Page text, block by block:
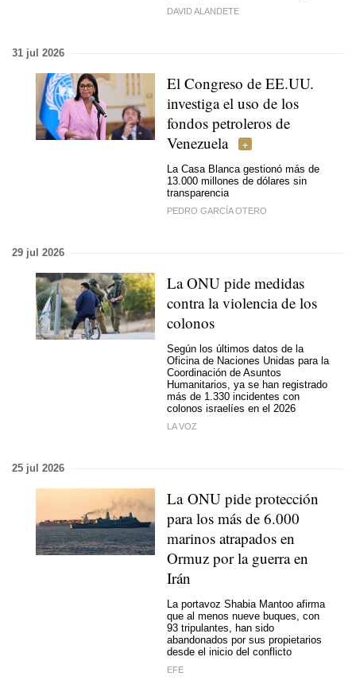
DAVID ALANDETE
31 jul 2026
El Congreso de EE.UU.
investiga el uso de los
fondos petroleros de
Venezuela
La Casa Blanca gestionó más de
13.000 millones de dólares sin
transparencia
PEDRO GARCÍA OTERO
29 jul 2026
La ONU pide medidas
contra la violencia de los
colonos
Según los últimos datos de la
Oficina de Naciones Unidas para la
Coordinación de Asuntos
Humanitarios, ya se han registrado
más de 1.330 incidentes con
colonos israelíes en el 2026
LA VOZ
25 jul 2026
La ONU pide protección
para los más de 6.000
marinos atrapados en
Ormuz por la guerra en
Irán
La portavoz Shabia Mantoo afirma
que al menos nueve buques, con
93 tripulantes, han sido
abandonados por sus propietarios
desde el inicio del conflicto
EFE